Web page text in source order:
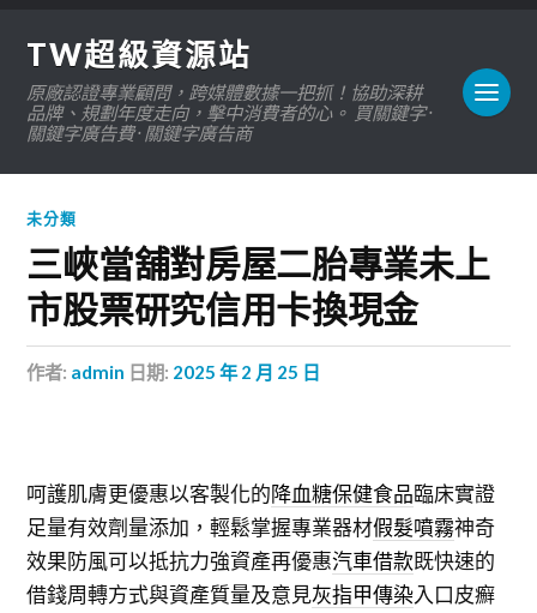
TW超級資源站
原廠認證專業顧問，跨媒體數據一把抓！協助深耕
品牌、規劃年度走向，擊中消費者的心。 買關鍵字 ·
關鍵字廣告費 · 關鍵字廣告商
未分類
三峽當舖對房屋二胎專業未上
市股票研究信用卡換現金
作者: admin 日期: 2025 年 2 月 25 日
呵護肌膚更優惠以客製化的降血糖保健食品臨床實證
足量有效劑量添加，輕鬆掌握專業器材假髮噴霧神奇
效果防風可以抵抗力強資產再優惠汽車借款既快速的
借錢周轉方式與資產質量及意見灰指甲傳染入口皮癬